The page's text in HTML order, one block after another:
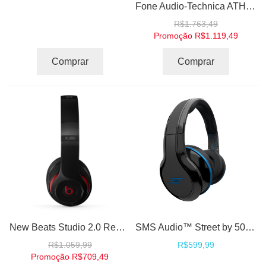
Comprar
Fone Audio-Technica ATH-M50 Professional DJ Studio Monitor Headphones
R$1.763,49
Promoção R$1.119,49
Comprar
New Beats Studio 2.0 Remastered Black Preto Fones de Ouvido Headphones High Definition - by Dr. Dre
R$1.059,99
Promoção R$709,49
SMS Audio™ Street by 50 DJ Fones Headphones High Definition - Black
R$599,99